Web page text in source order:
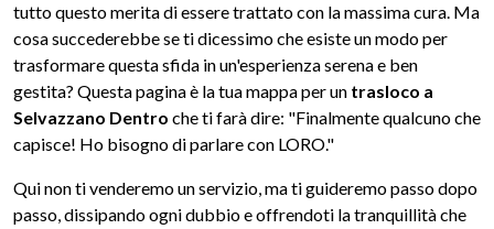
tutto questo merita di essere trattato con la massima cura. Ma
cosa succederebbe se ti dicessimo che esiste un modo per
trasformare questa sfida in un'esperienza serena e ben
gestita? Questa pagina è la tua mappa per un trasloco a
Selvazzano Dentro che ti farà dire: "Finalmente qualcuno che
capisce! Ho bisogno di parlare con LORO."
Qui non ti venderemo un servizio, ma ti guideremo passo dopo
passo, dissipando ogni dubbio e offrendoti la tranquillità che